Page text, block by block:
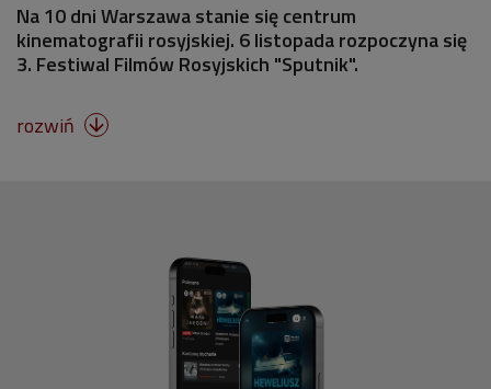
Na 10 dni Warszawa stanie się centrum
kinematografii rosyjskiej. 6 listopada rozpoczyna się
3. Festiwal Filmów Rosyjskich "Sputnik".
rozwiń 